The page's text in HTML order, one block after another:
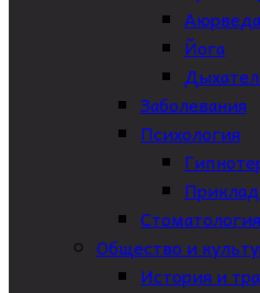
Аюрведа
Йога
Заболевания
Психология
Стоматология
Общество и
История и